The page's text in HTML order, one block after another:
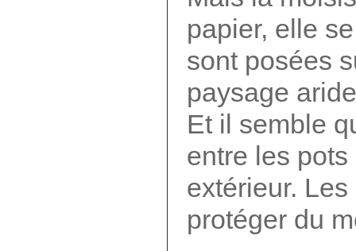
papier, elle
sont posées
paysage
Et il semble
entre les
extérieur.
protéger du